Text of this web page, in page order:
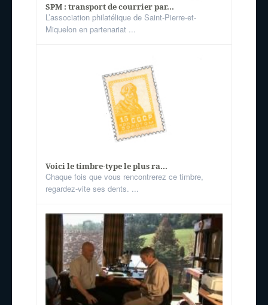
SPM : transport de courrier par...
L’association philatélique de Saint-Pierre-et-
Miquelon en partenariat ...
Voici le timbre-type le plus ra...
Chaque fois que vous rencontrerez ce timbre,
regardez-vite ses dents. ...